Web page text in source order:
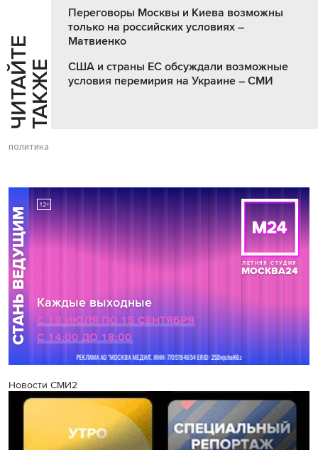
Ч
И
Т
АЙ
Т
Е
Т
А
К
ЖЕ
Переговоры Москвы и Киева возможны
только на российских условиях –
Матвиенко
США и страны ЕС обсуждали возможные
условия перемирия на Украине – СМИ
политика
Новости СМИ2